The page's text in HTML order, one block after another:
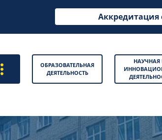
Аккредитация
ОБРАЗОВАТЕЛЬНАЯ
ДЕЯТЕЛЬНОСТЬ
НАУЧНАЯ